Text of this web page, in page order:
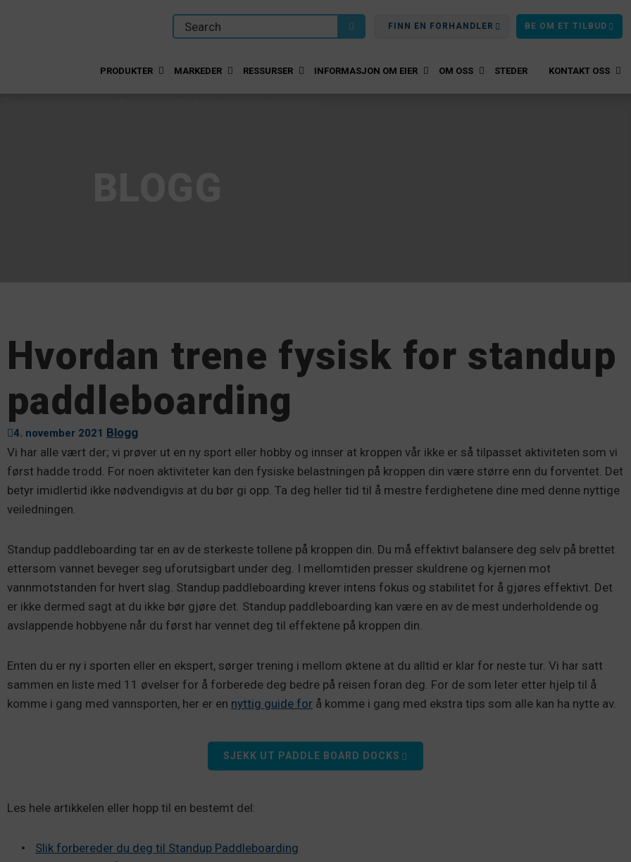
FINN EN FORHANDLER BE OM ET TILBUD
PRODUKTER MARKEDER RESSURSER INFORMASJON OM EIER OM OSS STEDER KONTAKT OSS
Hvordan trene fysisk for standup
paddleboarding
4. november 2021 Blogg
Vi har alle vært der; vi prøver ut en ny sport eller hobby og innser at kroppen vår ikke er så tilpasset aktiviteten som vi
først hadde trodd. For noen aktiviteter kan den fysiske belastningen på kroppen din være større enn du forventet. Det
betyr imidlertid ikke nødvendigvis at du bør gi opp. Ta deg heller tid til å mestre ferdighetene dine med denne nyttige
veiledningen.
Standup paddleboarding tar en av de sterkeste tollene på kroppen din. Du må effektivt balansere deg selv på brettet
ettersom vannet beveger seg uforutsigbart under deg. I mellomtiden presser skuldrene og kjernen mot
vannmotstanden for hvert slag. Standup paddleboarding krever intens fokus og stabilitet for å gjøres effektivt. Det
er ikke dermed sagt at du ikke bør gjøre det. Standup paddleboarding kan være en av de mest underholdende og
avslappende hobbyene når du først har vennet deg til effektene på kroppen din.
Enten du er ny i sporten eller en ekspert, sørger trening i mellom øktene at du alltid er klar for neste tur. Vi har satt
sammen en liste med 11 øvelser for å forberede deg bedre på reisen foran deg. For de som leter etter hjelp til å
komme i gang med vannsporten, her er en nyttig guide for å komme i gang med ekstra tips som alle kan ha nytte av.
SJEKK UT PADDLE BOARD DOCKS
Les hele artikkelen eller hopp til en bestemt del:
Slik forbereder du deg til Standup Paddleboarding